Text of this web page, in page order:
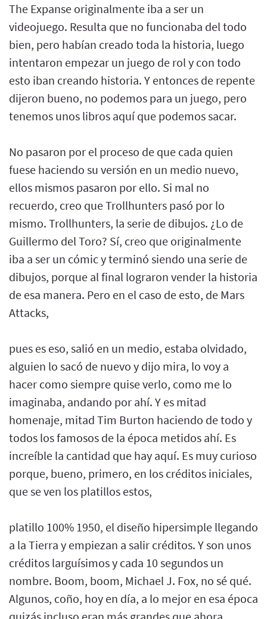
The Expanse originalmente iba a ser un
videojuego. Resulta que no funcionaba del todo
bien, pero habían creado toda la historia, luego
intentaron empezar un juego de rol y con todo
esto iban creando historia. Y entonces de repente
dijeron bueno, no podemos para un juego, pero
tenemos unos libros aquí que podemos sacar.
No pasaron por el proceso de que cada quien
fuese haciendo su versión en un medio nuevo,
ellos mismos pasaron por ello. Si mal no
recuerdo, creo que Trollhunters pasó por lo
mismo. Trollhunters, la serie de dibujos. ¿Lo de
Guillermo del Toro? Sí, creo que originalmente
iba a ser un cómic y terminó siendo una serie de
dibujos, porque al final lograron vender la historia
de esa manera. Pero en el caso de esto, de Mars
Attacks,
pues es eso, salió en un medio, estaba olvidado,
alguien lo sacó de nuevo y dijo mira, lo voy a
hacer como siempre quise verlo, como me lo
imaginaba, andando por ahí. Y es mitad
homenaje, mitad Tim Burton haciendo de todo y
todos los famosos de la época metidos ahí. Es
increíble la cantidad que hay aquí. Es muy curioso
porque, bueno, primero, en los créditos iniciales,
que se ven los platillos estos,
platillo 100% 1950, el diseño hipersimple llegando
a la Tierra y empiezan a salir créditos. Y son unos
créditos larguísimos y cada 10 segundos un
nombre. Boom, boom, Michael J. Fox, no sé qué.
Algunos, coño, hoy en día, a lo mejor en esa época